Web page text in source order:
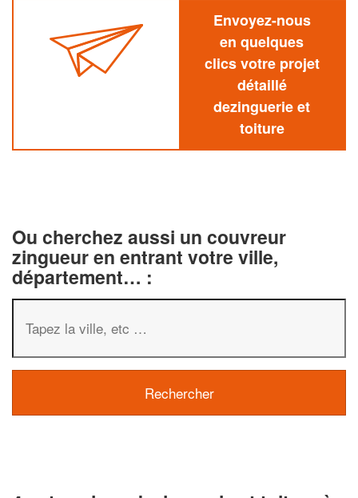
Envoyez-nous
en quelques
clics votre projet
détaillé
dezinguerie et
toiture
Ou cherchez aussi un couvreur
zingueur en entrant votre ville,
département… :